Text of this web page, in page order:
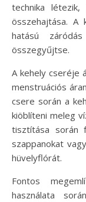
technika
összehajtása. A
hatású
összegyűjtse.
A kehely cseréje
menstruációs
csere során a
kiöblíteni meleg
tisztítása során
szappanokat
hüvelyflórát.
Fontos
használata